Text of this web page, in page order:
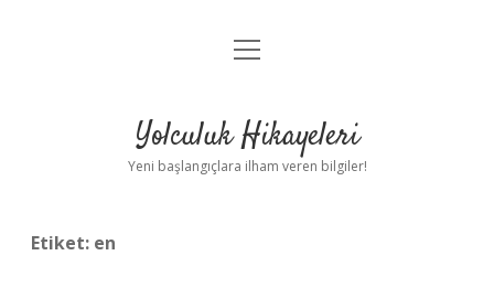
Anasayfa
Yasal Uyarı
menüyü
Yolculuk Hikayeleri
Yeni başlangıçlara ilham veren bilgiler!
Etiket: en